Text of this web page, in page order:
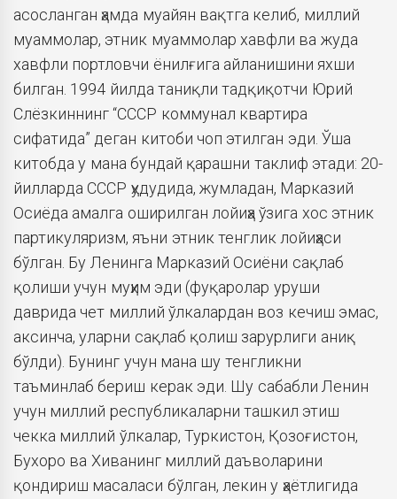
асосланган ҳамда муайян вақтга келиб, миллий
муаммолар, этник муаммолар хавфли ва жуда
хавфли портловчи ёнилғига айланишини яхши
билган. 1994 йилда таниқли тадқиқотчи Юрий
Слёзкиннинг “СССР коммунал квартира
сифатида” деган китоби чоп этилган эди. Ўша
китобда у мана бундай қарашни таклиф этади: 20-
йилларда СССР ҳудудида, жумладан, Марказий
Осиёда амалга оширилган лойиҳа ўзига хос этник
партикуляризм, яъни этник тенглик лойиҳаси
бўлган. Бу Ленинга Марказий Оcиёни сақлаб
қолиши учун муҳим эди (фуқаролар уруши
даврида чет миллий ўлкалардан воз кечиш эмас,
аксинча, уларни сақлаб қолиш зарурлиги аниқ
бўлди). Бунинг учун мана шу тенгликни
таъминлаб бериш керак эди. Шу сабабли Ленин
учун миллий республикаларни ташкил этиш
чекка миллий ўлкалар, Туркистон, Қозоғистон,
Бухоро ва Хиванинг миллий даъволарини
қондириш масаласи бўлган, лекин у ҳаётлигида